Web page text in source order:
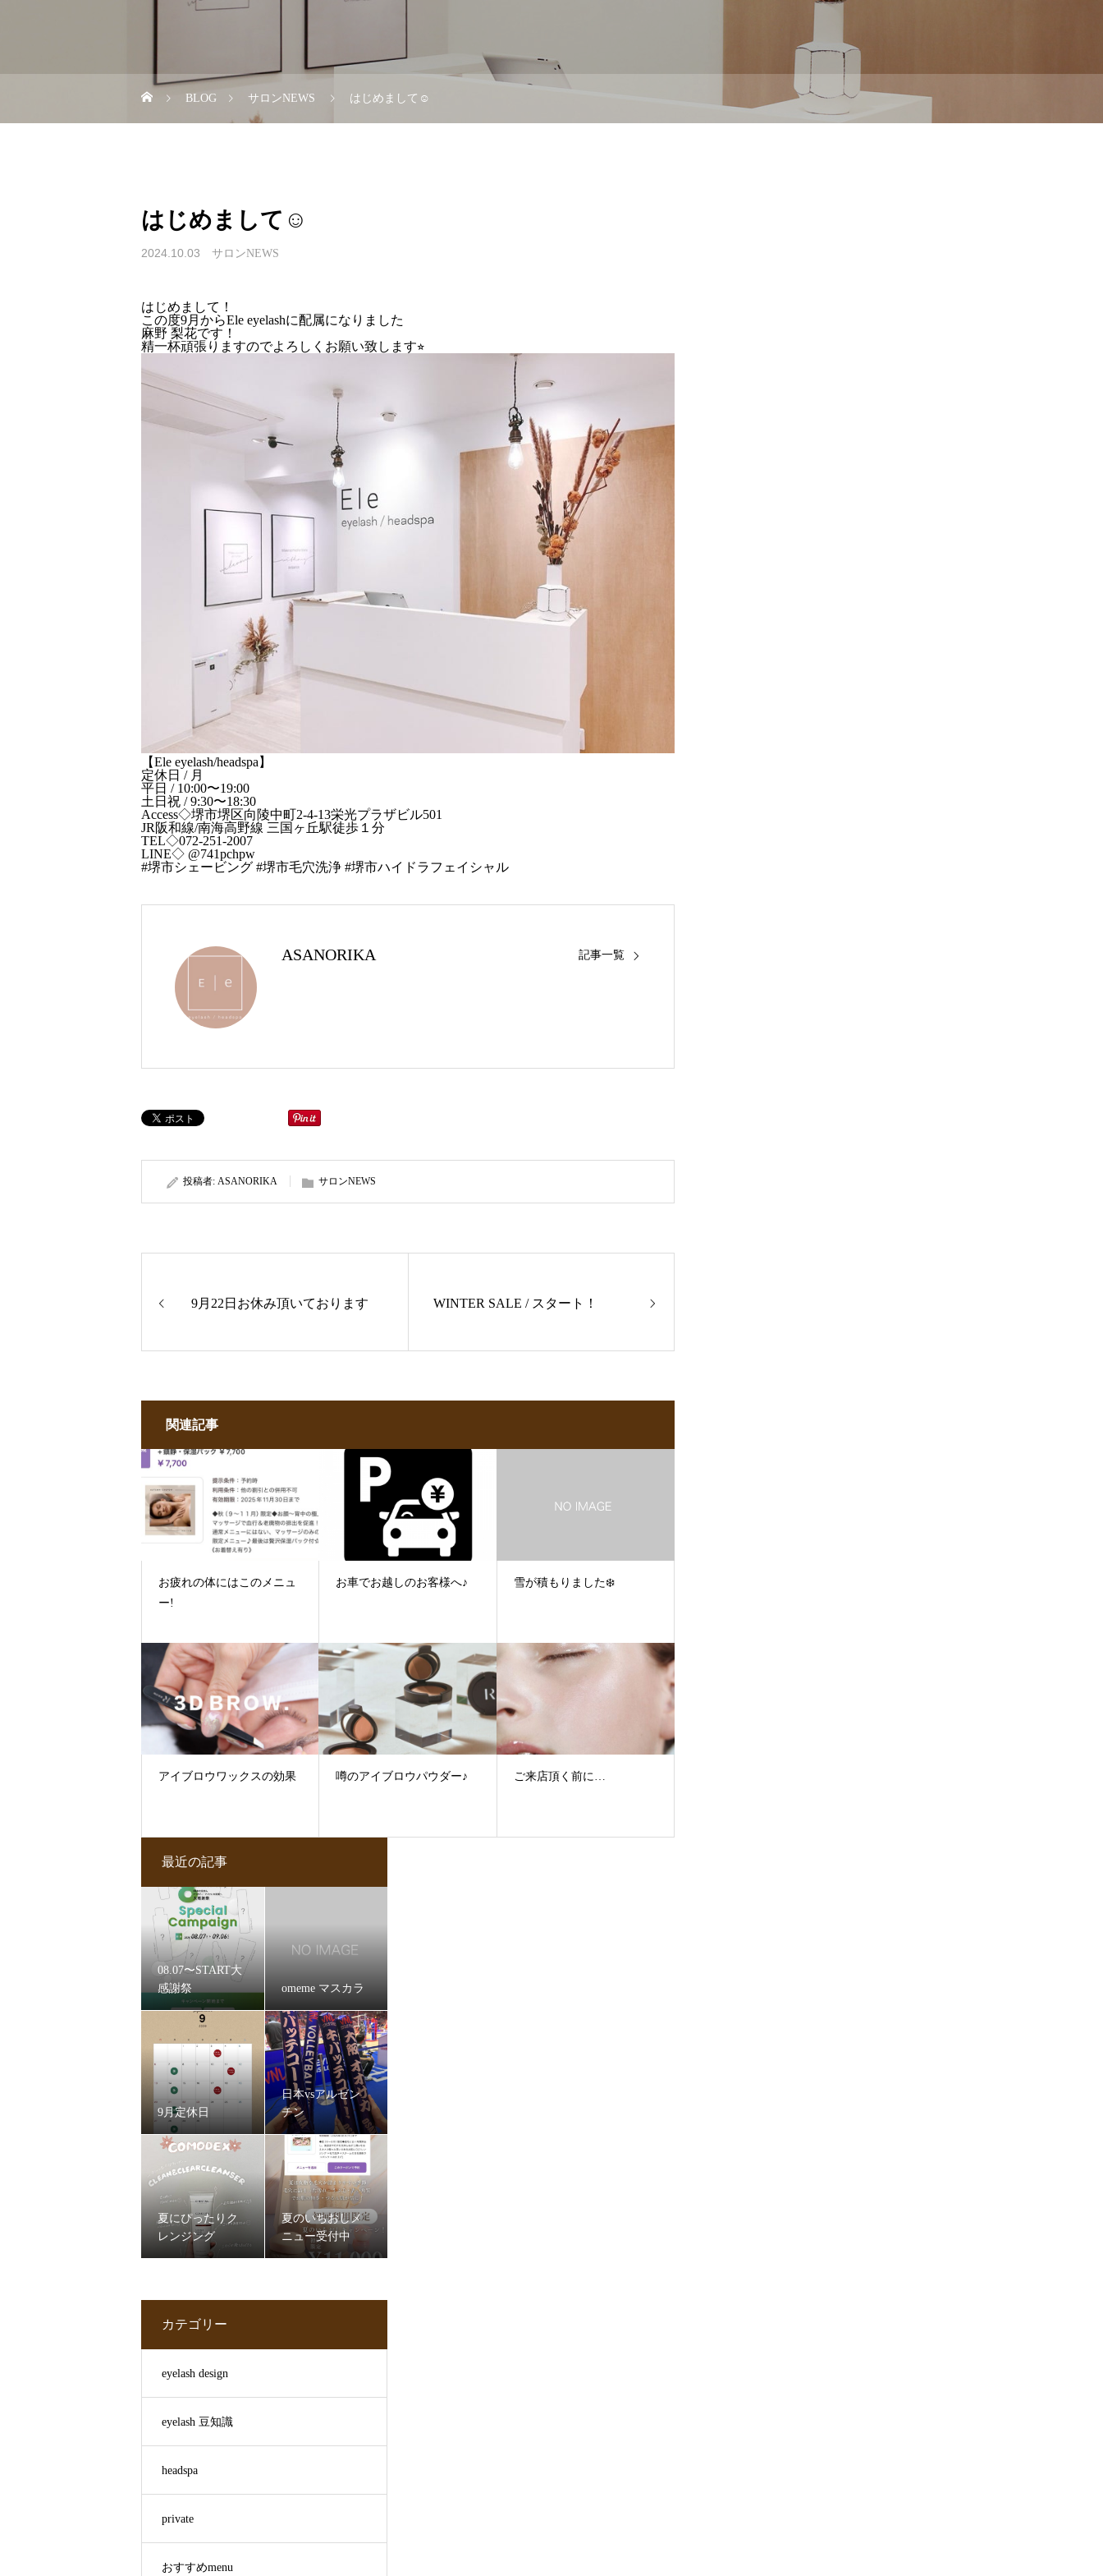
BLOG サロンNEWS はじめまして☺︎
はじめまして☺︎
2024.10.03 サロンNEWS
はじめまして！
この度9月からEle eyelashに配属になりました
麻野 梨花です！
精一杯頑張りますのでよろしくお願い致します⭐︎
【Ele eyelash/headspa】
定休日 / 月
平日 / 10:00〜19:00
土日祝 / 9:30〜18:30
Access◇堺市堺区向陵中町2-4-13栄光プラザビル501
JR阪和線/南海高野線 三国ヶ丘駅徒歩１分
TEL◇072-251-2007
LINE◇ @741pchpw
#堺市シェービング #堺市毛穴洗浄 #堺市ハイドラフェイシャル
ASANORIKA 記事一覧
投稿者: ASANORIKA サロンNEWS
9月22日お休み頂いております WINTER SALE / スタート！
関連記事
お疲れの体にはこのメニュ
ー!
お車でお越しのお客様へ♪ 雪が積もりました❄️
アイブロウワックスの効果 噂のアイブロウパウダー♪ ご来店頂く前に…
最近の記事
08.07〜START大
感謝祭
omeme マスカラ
9月定休日
日本vsアルゼン
チン
夏にぴったりク
レンジング
夏のいちおしメ
ニュー受付中
カテゴリー
eyelash design
eyelash 豆知識
headspa
private
おすすめmenu